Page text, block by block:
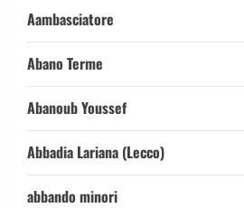
Aambasciatore
Abano Terme
Abanoub Youssef
Abbadia Lariana (Lecco)
abbando minori